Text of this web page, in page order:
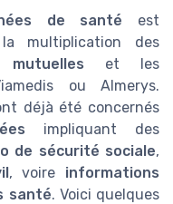
de santé est
multiplication des
mutuelles et les
ou Almerys.
déjà été concernés
impliquant des
de sécurité sociale,
, voire informations
santé. Voici quelques